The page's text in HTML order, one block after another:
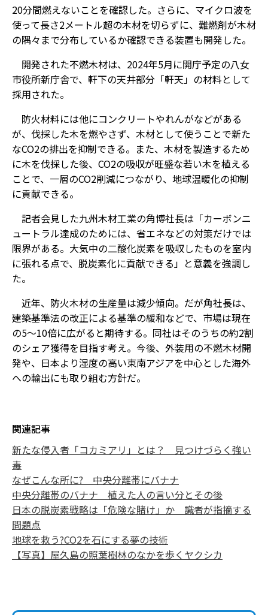
20分間燃えないことを確認した。さらに、マイクロ波を
使って長さ2メートル超の木材を切らずに、難燃剤が木材
の隅々まで分布しているか確認できる装置も開発した。
開発された不燃木材は、2024年5月に開庁予定の八女
市役所新庁舎で、軒下の天井部分「軒天」の材料として
採用された。
防火材料には他にコンクリートやれんがなどがある
が、伐採した木を燃やさず、木材として使うことで新た
なCO2の排出を抑制できる。また、木材を製造するため
に木を伐採した後、CO2の吸収が旺盛な若い木を植える
ことで、一層のCO2削減につながり、地球温暖化の抑制
に貢献できる。
記者会見した九州木材工業の角博社長は「カーボンニ
ュートラル達成のためには、省エネなどの対策だけでは
限界がある。大気中の二酸化炭素を吸収したものを室内
に張れる点で、脱炭素化に貢献できる」と意義を強調し
た。
近年、防火木材の生産量は減少傾向。だが角社長は、
建築基準法の改正による基準の緩和などで、市場は現在
の5～10倍に広がると期待する。同社はそのうちの約2割
のシェア獲得を目指す考え。今後、外装用の不燃木材開
発や、日本より湿度の高い東南アジアを中心とした海外
への輸出にも取り組む方針だ。
関連記事
新たな侵入者「コカミアリ」とは？ 見つけづらく強い
毒
なぜこんな所に? 中央分離帯にバナナ
中央分離帯のバナナ 植えた人の言い分とその後
日本の脱炭素戦略は「危険な賭け」か 識者が指摘する
問題点
地球を救う?CO2を石にする夢の技術
【写真】屋久島の照葉樹林のなかを歩くヤクシカ